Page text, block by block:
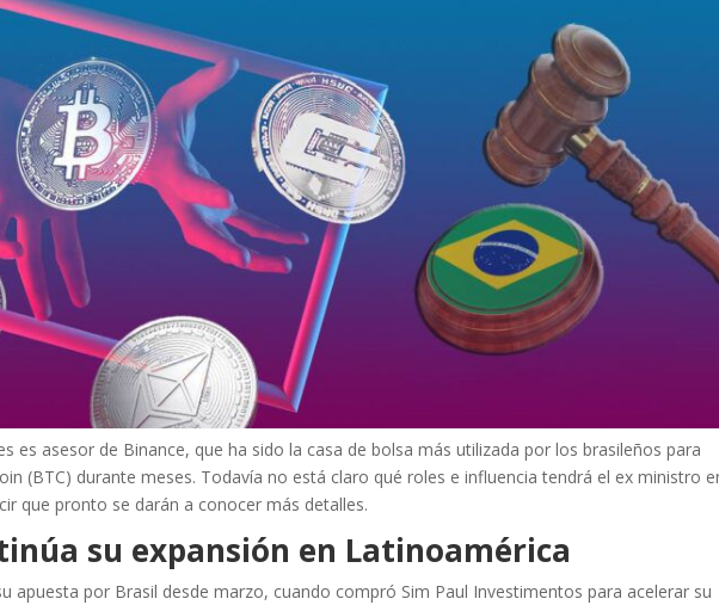
es asesor de Binance, que ha sido la casa de bolsa más utilizada por los brasileños para
(BTC) durante meses. Todavía no está claro qué roles e influencia tendrá el ex ministro
que pronto se darán a conocer más detalles.
su expansión en Latinoamérica
apuesta por Brasil desde marzo, cuando compró Sim Paul Investimentos para acelerar su